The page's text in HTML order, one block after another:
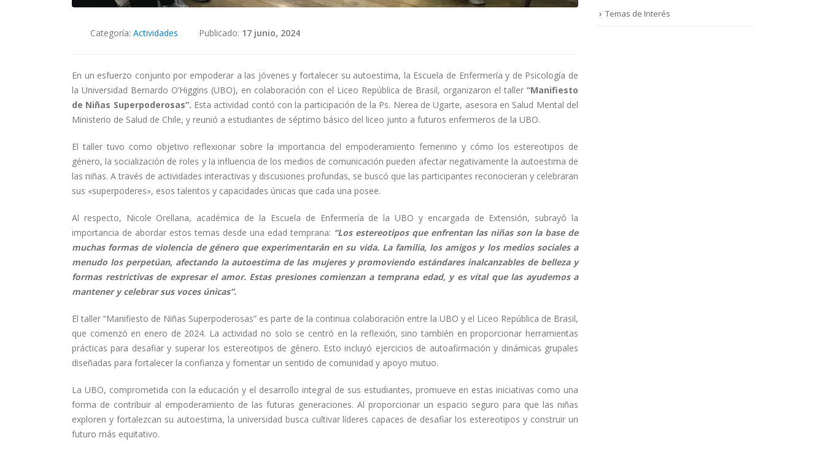
Categoría: Actividades Publicado: 17 junio, 2024
En un esfuerzo conjunto por empoderar a las jóvenes y fortalecer su autoestima, la Escuela de Enfermería y de Psicología de
la Universidad Bernardo O’Higgins (UBO), en colaboración con el Liceo República de Brasil, organizaron el taller “Manifiesto
de Niñas Superpoderosas”. Esta actividad contó con la participación de la Ps. Nerea de Ugarte, asesora en Salud Mental del
Ministerio de Salud de Chile, y reunió a estudiantes de séptimo básico del liceo junto a futuros enfermeros de la UBO.
El taller tuvo como objetivo reflexionar sobre la importancia del empoderamiento femenino y cómo los estereotipos de
género, la socialización de roles y la influencia de los medios de comunicación pueden afectar negativamente la autoestima de
las niñas. A través de actividades interactivas y discusiones profundas, se buscó que las participantes reconocieran y celebraran
sus «superpoderes», esos talentos y capacidades únicas que cada una posee.
Al respecto, Nicole Orellana, académica de la Escuela de Enfermería de la UBO y encargada de Extensión, subrayó la
importancia de abordar estos temas desde una edad temprana: “Los estereotipos que enfrentan las niñas son la base de
muchas formas de violencia de género que experimentarán en su vida. La familia, los amigos y los medios sociales a
menudo los perpetúan, afectando la autoestima de las mujeres y promoviendo estándares inalcanzables de belleza y
formas restrictivas de expresar el amor. Estas presiones comienzan a temprana edad, y es vital que las ayudemos a
mantener y celebrar sus voces únicas”.
El taller “Manifiesto de Niñas Superpoderosas” es parte de la continua colaboración entre la UBO y el Liceo República de Brasil,
que comenzó en enero de 2024. La actividad no solo se centró en la reflexión, sino también en proporcionar herramientas
prácticas para desafiar y superar los estereotipos de género. Esto incluyó ejercicios de autoafirmación y dinámicas grupales
diseñadas para fortalecer la confianza y fomentar un sentido de comunidad y apoyo mutuo.
La UBO, comprometida con la educación y el desarrollo integral de sus estudiantes, promueve en estas iniciativas como una
forma de contribuir al empoderamiento de las futuras generaciones. Al proporcionar un espacio seguro para que las niñas
exploren y fortalezcan su autoestima, la universidad busca cultivar líderes capaces de desafiar los estereotipos y construir un
futuro más equitativo.
Temas de Interés